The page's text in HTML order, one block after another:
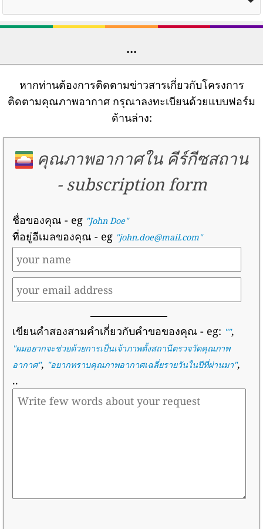
...
หากท่านต้องการติดตามข่าวสารเกี่ยวกับโครงการ
ติดตามคุณภาพอากาศ กรุณาลงทะเบียนด้วยแบบฟอร์ม
ด้านล่าง:
คุณภาพอากาศใน คีร์กีซสถาน
- subscription form
ชื่อของคุณ - eg "John Doe"
ที่อยู่อีเมลของคุณ - eg "john.doe@mail.com"
เขียนคำสองสามคำเกี่ยวกับคำขอของคุณ - eg: "",
"ผมอยากจะช่วยด้วยการเป็นเจ้าภาพตั้งสถานีตรวจวัดคุณภาพ
อากาศ", "อยากทราบคุณภาพอากาศเฉลี่ยรายวันในปีที่ผ่านมา",
..